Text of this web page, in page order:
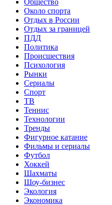
Около спорта
Отдых в России
Отдых за границей
ПДД
Политика
Происшествия
Психология
Рынки
Сериалы
Спорт
ТВ
Теннис
Технологии
Тренды
Фигурное катание
Фильмы и сериалы
Футбол
Хоккей
Шахматы
Шоу-бизнес
Экология
Экономика